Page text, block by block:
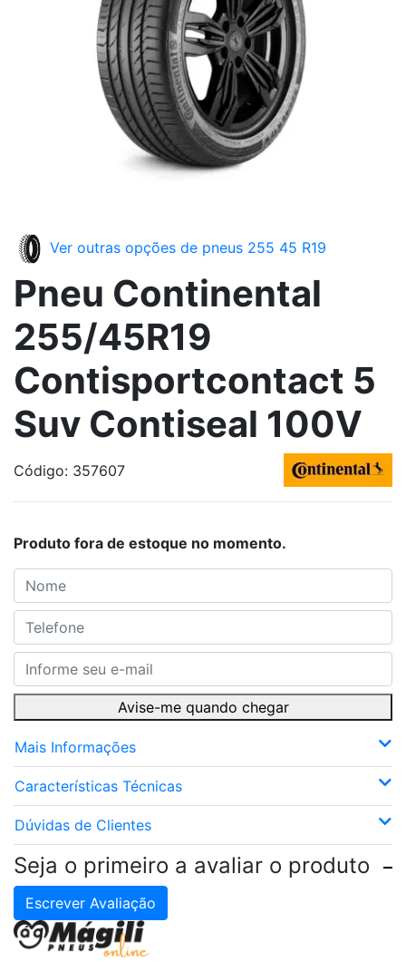
Ver outras opções de pneus 255 45 R19
Pneu Continental
255/45R19
Contisportcontact 5
Suv Contiseal 100V
Código: 357607
Produto fora de estoque no momento.
Avise-me quando chegar
Mais Informações
Características Técnicas
Dúvidas de Clientes
Seja o primeiro a avaliar o produto
Escrever Avaliação